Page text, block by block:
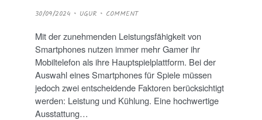
P
O
T
E
D
O
N
30/09/2024 UGUR COMMENT
Mit der zunehmenden Leistungsfähigkeit von
Smartphones nutzen immer mehr Gamer ihr
Mobiltelefon als ihre Hauptspielplattform. Bei der
Auswahl eines Smartphones für Spiele müssen
jedoch zwei entscheidende Faktoren berücksichtigt
werden: Leistung und Kühlung. Eine hochwertige
Ausstattung…